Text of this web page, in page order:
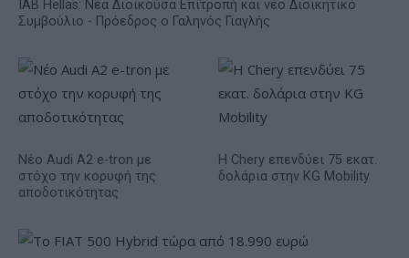
IAB Hellas: Νέα Διοικούσα Επιτροπή και νέο Διοικητικό
Συμβούλιο - Πρόεδρος ο Γαληνός Γιαγλής
Νέο Audi A2 e-tron με
στόχο την κορυφή της
αποδοτικότητας
Η Chery επενδύει 75 εκατ.
δολάρια στην KG Mobility